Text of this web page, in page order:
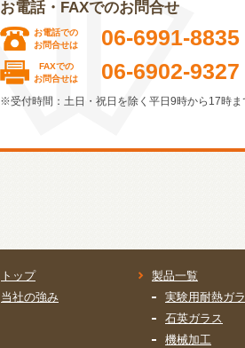
お電話・FAXでのお問合せ
お電話での
お問合せは
06-6991-8835
FAXでの
お問合せは
06-6902-9327
※受付時間：土日・祝日を除く平日9時から17時ま
トップ
当社の強み
製品一覧
実験用耐熱ガ
石英ガラス
機械加工